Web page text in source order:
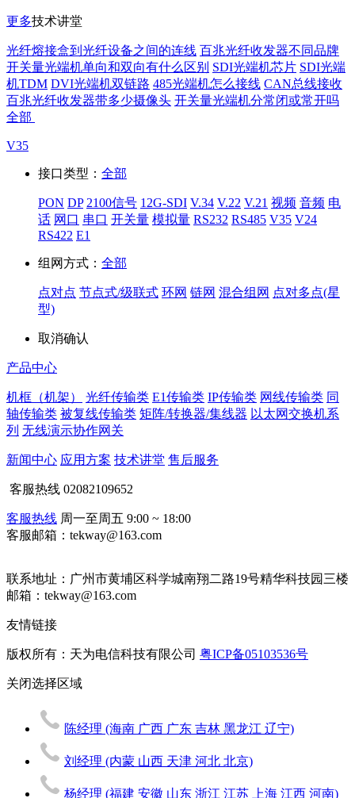
更多技术讲堂
光纤熔接盒到光纤设备之间的连线 百兆光纤收发器不同品牌
开关量光端机单向和双向有什么区别 SDI光端机芯片 SDI光端
机TDM DVI光端机双链路 485光端机怎么接线 CAN总线接收
百兆光纤收发器带多少摄像头 开关量光端机分常闭或常开吗
全部
V35
接口类型： 全部
PON DP 2100信号 12G-SDI V.34 V.22 V.21 视频 音频 电
话 网口 串口 开关量 模拟量 RS232 RS485 V35 V24
RS422 E1
组网方式： 全部
点对点 节点式/级联式 环网 链网 混合组网 点对多点(星
型)
取消确认
产品中心
机框（机架） 光纤传输类 E1传输类 IP传输类 网线传输类 同
轴传输类 被复线传输类 矩阵/转换器/集线器 以太网交换机系
列 无线演示协作网关
新闻中心 应用方案 技术讲堂 售后服务
客服热线 02082109652
客服热线 周一至周五 9:00 ~ 18:00
客服邮箱：tekway@163.com
联系地址： 广州市黄埔区科学城南翔二路19号精华科技园三楼
邮箱：tekway@163.com
友情链接
版权所有：天为电信科技有限公司 粤ICP备05103536号
关闭选择区域
陈经理 (海南 广西 广东 吉林 黑龙江 辽宁)
刘经理 (内蒙 山西 天津 河北 北京)
杨经理 (福建 安徽 山东 浙江 江苏 上海 江西 河南)